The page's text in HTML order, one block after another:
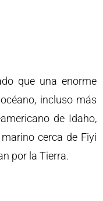
que una enorme
incluso más
de Idaho,
cerca de Fiyi
por la Tierra.